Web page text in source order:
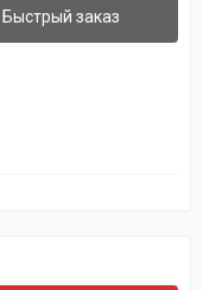
Быстрый заказ